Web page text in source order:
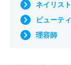
ネイリス
ビューテ
理容師